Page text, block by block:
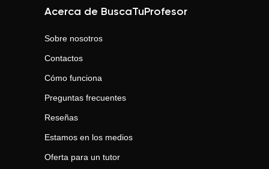
Acerca de BuscaTuProfesor
Sobre nosotros
Contactos
Cómo funciona
Preguntas frecuentes
Reseñas
Estamos en los medios
Oferta para un tutor